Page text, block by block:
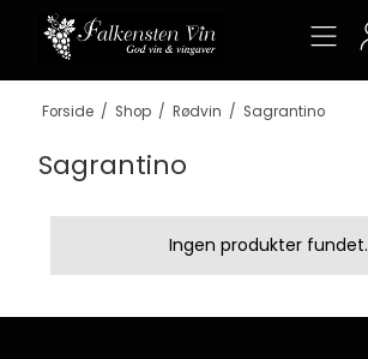
Forside / Shop / Rødvin / Sagrantino
Sagrantino
Ingen produkter fundet.